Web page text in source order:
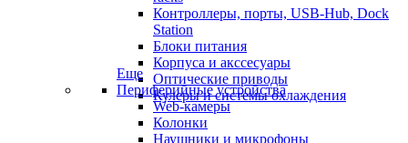
Контроллеры, порты, USB-Hub, Dock
Station
Блоки питания
Корпуса и акссесуары
Оптические приводы
Кулеры и системы охлаждения
Еще
Периферийные устройства
Web-камеры
Колонки
Наушники и микрофоны